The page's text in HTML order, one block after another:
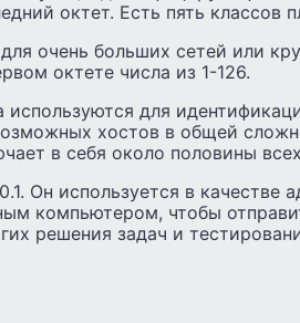
октет. Есть пять классов
очень больших сетей или
октете числа из 1-126.
для
хостов в общей
в себя около половины
Он используется в качестве
компьютером, чтобы
решения задач и